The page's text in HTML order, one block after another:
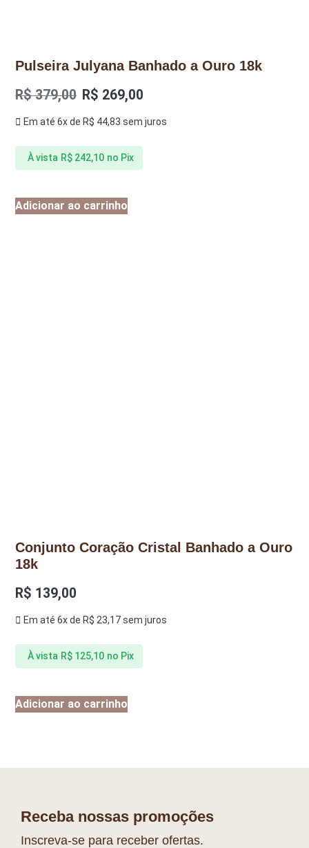
Pulseira Julyana Banhado a Ouro 18k
R$379,00 R$ 269,00
Em até 6x de R$ 44,83 sem juros
À vista R$242,10 no Pix
Adicionar ao carrinho
Conjunto Coração Cristal Banhado a Ouro
18k
R$ 139,00
Em até 6x de R$ 23,17sem juros
À vista R$125,10 no Pix
Adicionar ao carrinho
Receba nossas promoções
Inscreva-se para receber ofertas.